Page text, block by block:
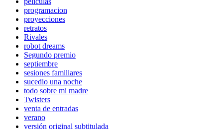
programacion
proyecciones
retratos
Rivales
robot dreams
Segundo premio
septiembre
sesiones familiares
sucedio una noche
todo sobre mi madre
Twisters
venta de entradas
verano
versión original subtitulada